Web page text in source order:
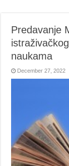
Predavanje
naukama
December 27, 2022